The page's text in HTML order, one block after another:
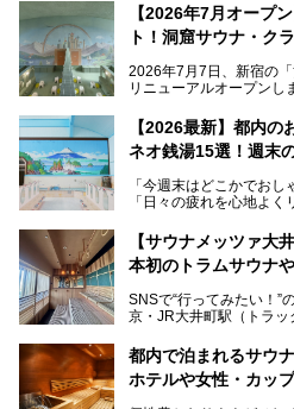
【2026年7月オープ
ト！洞窟サウナ・ク
2026年7月7日、新宿の
リニューアルオープンし
レトロでノスタルジック
を知る地元の人にも、新
る、今の時代の"銭湯"と
ビアバーなど、新しく登
す。充実した設備がある
【2026最新】都内の
ネオ銭湯15選！週末
「今週末はどこかでおし
「日々の疲れを心地よく
となっている新しいス
最近、SNSやメディアで
本記事では、そもそもこ
いおしゃれな名店15選を
します。
【サウナメッツァ大
本初のトラムサウナ
SNSで“行ってみたい！”
京・JR大井町駅（トラッ
ツァ大井町トラックス」
ポ―トします。
都内で泊まれるサウ
ホテルや女性・カッ